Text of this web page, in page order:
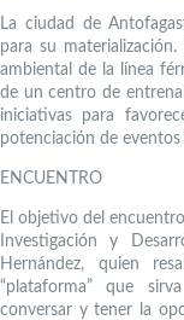
La ciudad de
para su
ambiental de la línea
de un centro de
iniciativas para
potenciación de
ENCUENTRO
El objetivo del
Investigación y
Hernández, quien
“plataforma” que
conversar y tener la